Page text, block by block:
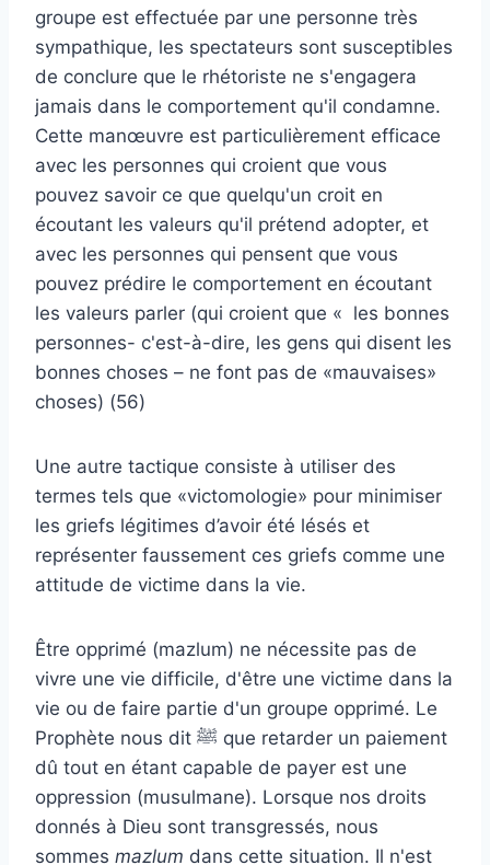
groupe est effectuée par une personne très
sympathique, les spectateurs sont susceptibles
de conclure que le rhétoriste ne s'engagera
jamais dans le comportement qu'il condamne.
Cette manœuvre est particulièrement efficace
avec les personnes qui croient que vous
pouvez savoir ce que quelqu'un croit en
écoutant les valeurs qu'il prétend adopter, et
avec les personnes qui pensent que vous
pouvez prédire le comportement en écoutant
les valeurs parler (qui croient que « les bonnes
personnes- c'est-à-dire, les gens qui disent les
bonnes choses – ne font pas de «mauvaises»
choses) (56)
Une autre tactique consiste à utiliser des
termes tels que «victomologie» pour minimiser
les griefs légitimes d’avoir été lésés et
représenter faussement ces griefs comme une
attitude de victime dans la vie.
Être opprimé (mazlum) ne nécessite pas de
vivre une vie difficile, d'être une victime dans la
vie ou de faire partie d'un groupe opprimé. Le
Prophète nous dit ﷺ que retarder un paiement
dû tout en étant capable de payer est une
oppression (musulmane). Lorsque nos droits
donnés à Dieu sont transgressés, nous
sommes mazlum dans cette situation. Il n'est